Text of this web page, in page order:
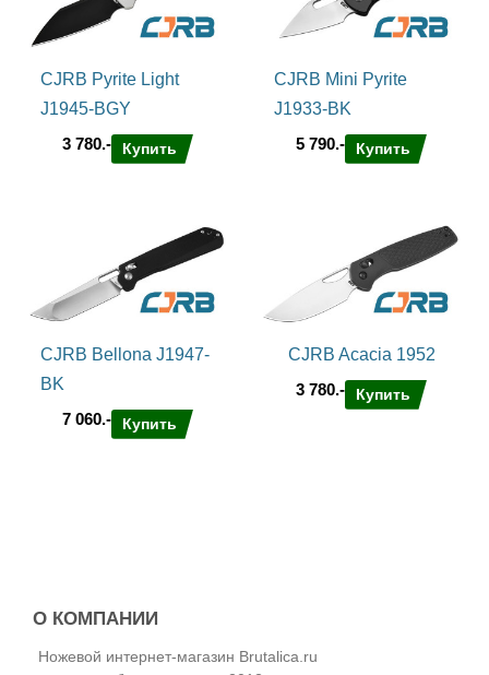
CJRB Pyrite Light
J1945-BGY
3 780.-
Купить
CJRB Mini Pyrite
J1933-BK
5 790.-
Купить
CJRB Bellona J1947-
BK
7 060.-
Купить
CJRB Acacia 1952
3 780.-
Купить
О КОМПАНИИ
Ножевой интернет-магазин Brutalica.ru